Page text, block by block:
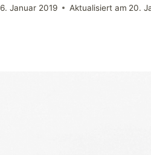
6. Januar 2019 Aktualisiert am 20.